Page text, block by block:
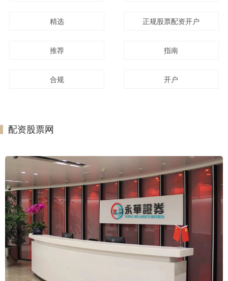
精选 正规股票配资开户
推荐 指南
合规 开户
配资股票网